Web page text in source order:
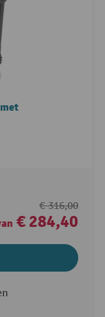
€ 316,00
€ 284,40